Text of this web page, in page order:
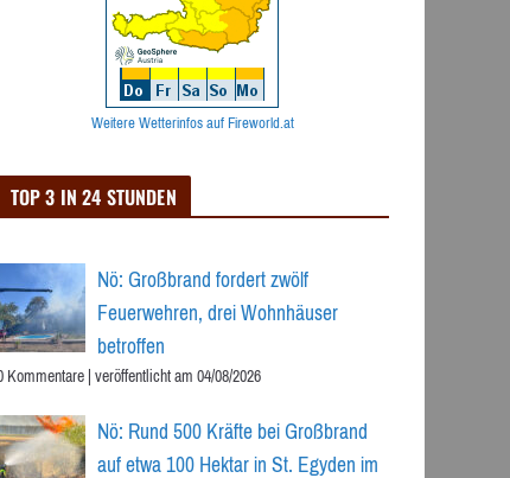
Weitere Wetterinfos auf Fireworld.at
TOP 3 IN 24 STUNDEN
Nö: Großbrand fordert zwölf
Feuerwehren, drei Wohnhäuser
betroffen
Kommentare|veröffentlicht am 04/08/2026
Nö: Rund 500 Kräfte bei Großbrand
auf etwa 100 Hektar in St. Egyden im